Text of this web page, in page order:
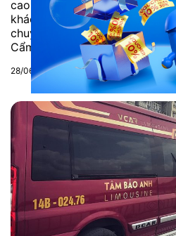
cao hệ thống tiện ích phù hợp
khách. Xe từ Hà Nội đi Cẩm
chuyển nhanh chóng. Nhưng
Cẩm Phả luôn là sự...
28/06/2019